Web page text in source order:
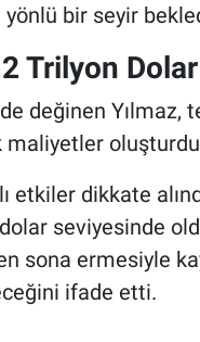
yönlü bir seyir
Trilyon
değinen Yılmaz,
maliyetler
etkiler dikkate
seviyesinde
sona ermesiyle
ifade etti.